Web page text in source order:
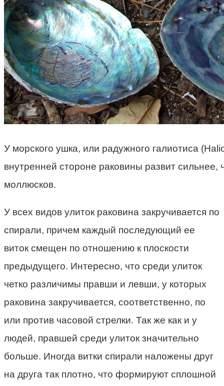
У морского ушка, или радужного галиотиса
внутренней стороне раковины развит сильнее,
моллюсков.
У всех видов улиток раковина закручивается по
спирали, причем каждый последующий ее
виток смещен по отношению к плоскости
предыдущего. Интересно, что среди улиток
четко различимы правши и левши, у которых
раковина закручивается, соответственно, по
или против часовой стрелки. Так же как и у
людей, правшей среди улиток значительно
больше. Иногда витки спирали наложены друг
на друга так плотно, что формируют сплошной